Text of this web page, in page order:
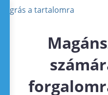
Ugrás a tartalomra